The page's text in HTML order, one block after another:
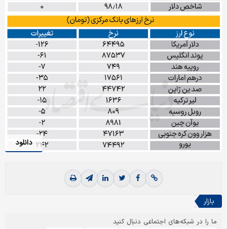
دانلود
بازار
ما را در شبکه‌های اجتماعی دنبال کنید